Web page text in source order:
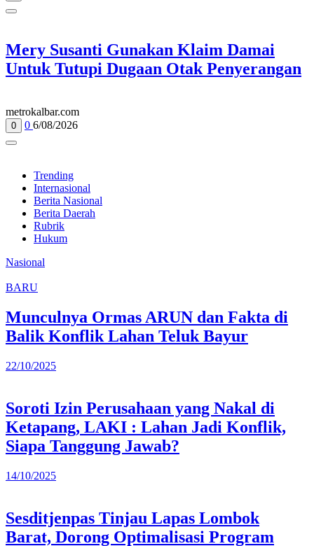
Mery Susanti Gunakan Klaim Damai
Untuk Tutupi Dugaan Otak Penyerangan
metrokalbar.com
0 0 6/08/2026
Trending
Internasional
Berita Nasional
Berita Daerah
Rubrik
Hukum
Nasional
BARU
Munculnya Ormas ARUN dan Fakta di
Balik Konflik Lahan Teluk Bayur
22/10/2025
Soroti Izin Perusahaan yang Nakal di
Ketapang, LAKI : Lahan Jadi Konflik,
Siapa Tanggung Jawab?
14/10/2025
Sesditjenpas Tinjau Lapas Lombok
Barat, Dorong Optimalisasi Program